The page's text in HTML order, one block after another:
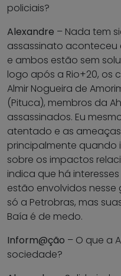
policiais?
Alexandre – Nada tem
assassinato aconteceu
e ambos estão sem
logo após a Rio+20, os
Almir Nogueira de
(Pituca), membros da
assassinados. Eu
atentado e as
principalmente quando
sobre os impactos
indica que há
estão envolvidos
só a Petrobras, mas
Baía é de medo.
Inform@ção – O que a
sociedade?